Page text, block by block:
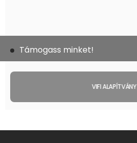
Támogass minket!
VIFI ALAPÍTVÁNY